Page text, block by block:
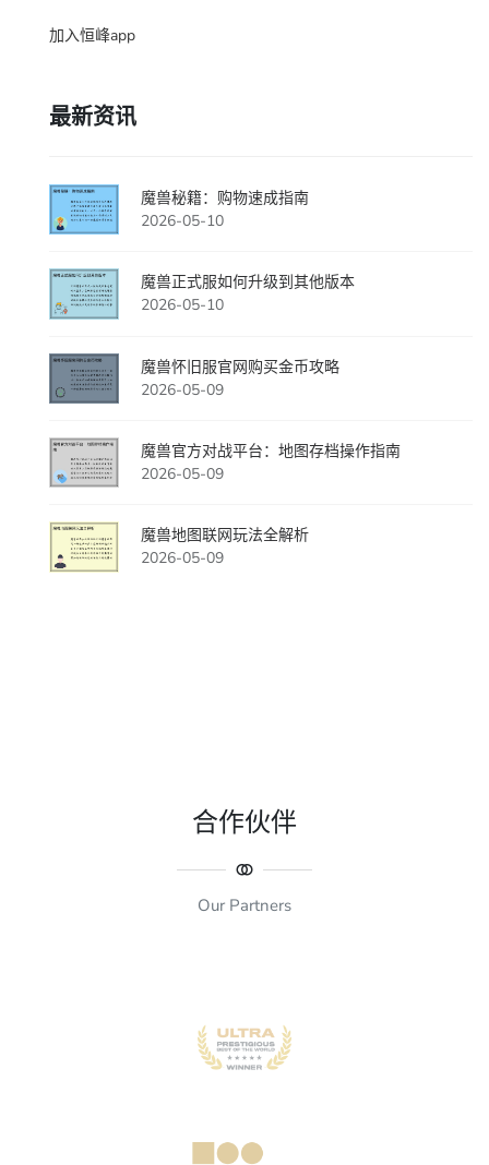
加入恒峰app
最新资讯
魔兽秘籍：购物速成指南
2026-05-10
魔兽正式服如何升级到其他版本
2026-05-10
魔兽怀旧服官网购买金币攻略
2026-05-09
魔兽官方对战平台：地图存档操作指南
2026-05-09
魔兽地图联网玩法全解析
2026-05-09
合作伙伴
Our Partners